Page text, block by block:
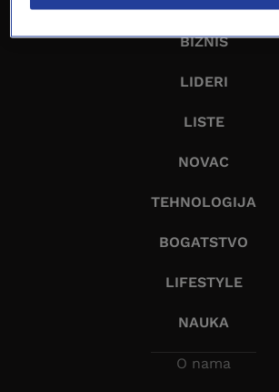
BIZNIS
LIDERI
LISTE
NOVAC
TEHNOLOGIJA
BOGATSTVO
LIFESTYLE
NAUKA
O nama